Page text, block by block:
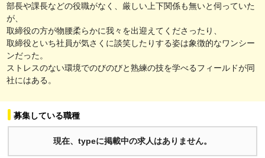
部長や課長などの役職がなく、厳しい上下関係も無いと伺っていた
が、
取締役の方が物腰柔らかに我々を出迎えてくださったり、
取締役といち社員が気さくに談笑したりする姿は象徴的なワンシー
ンだった。
ストレスのない環境でのびのびと熟練の技を学べるフィールドが同
社にはある。
募集している職種
現在、typeに掲載中の求人はありません。